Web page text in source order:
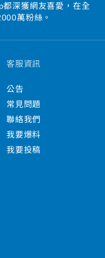
深獲網友喜愛，在全
萬粉絲。
客服資訊
公告
常見問題
聯絡我們
我要爆料
我要投稿